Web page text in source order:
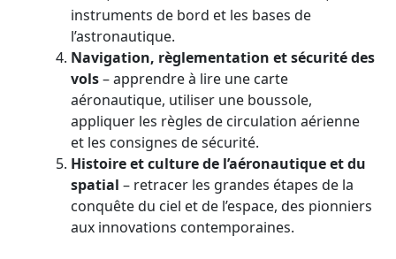
instruments de bord et les bases de
l’astronautique.
Navigation, règlementation et sécurité des
vols– apprendre à lire une carte
aéronautique, utiliser une boussole,
appliquer les règles de circulation aérienne
et les consignes de sécurité.
Histoire et culture de l’aéronautique et du
spatial – retracer les grandes étapes de la
conquête du ciel et de l’espace, des pionniers
aux innovations contemporaines.